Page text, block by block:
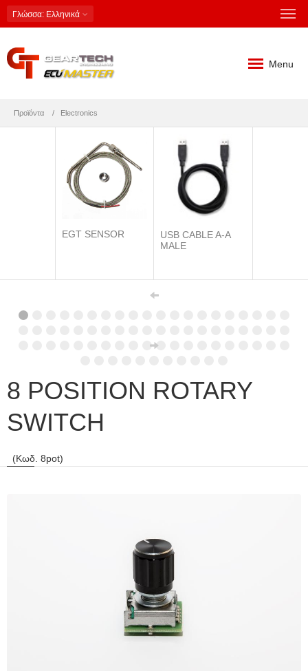
Γλώσσα: Ελληνικά
Menu
Προϊόντα Electronics
EGT SENSOR
USB CABLE A-A
MALE
8 POSITION ROTARY
SWITCH
(Κωδ. 8pot)